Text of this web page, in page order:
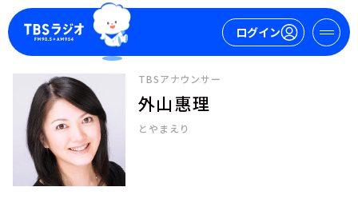
ログイン
マイページ
ログイン
TBSアナウンサー
外山惠理
とやまえり